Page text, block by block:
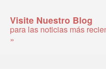
Visite Nuestro Blog
para las noticias más
»